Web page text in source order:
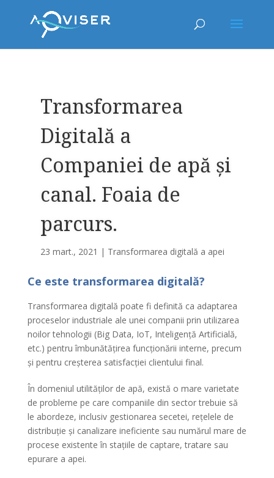
Transformarea
Digitală a
Companiei de apă și
canal. Foaia de
parcurs.
23 mart., 2021 | Transformarea digitală a apei
Ce este transformarea digitală?
Transformarea digitală poate fi definită ca adaptarea
proceselor industriale ale unei companii prin utilizarea
noilor tehnologii (Big Data, IoT, Inteligență Artificială,
etc.) pentru îmbunătățirea funcționării interne, precum
și pentru creșterea satisfacției clientului final.
În domeniul utilităților de apă, există o mare varietate
de probleme pe care companiile din sector trebuie să
le abordeze, inclusiv gestionarea secetei, rețelele de
distribuție și canalizare ineficiente sau numărul mare de
procese existente în stațiile de captare, tratare sau
epurare a apei.